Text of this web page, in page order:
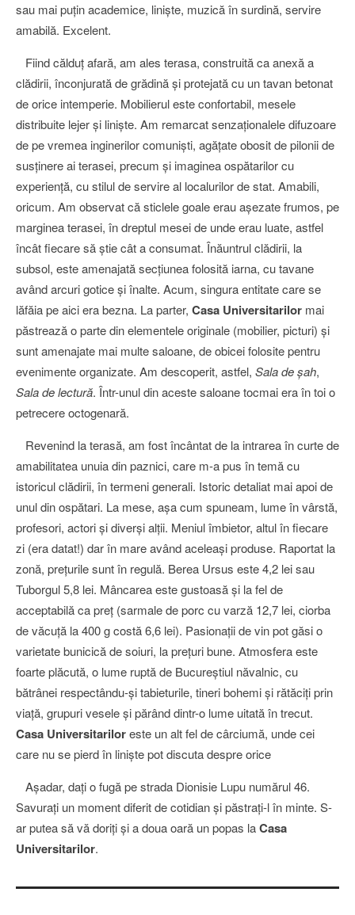
sau mai puţin academice, linişte, muzică în surdină, servire
amabilă. Excelent.
Fiind călduţ afară, am ales terasa, construită ca anexă a
clădirii, înconjurată de grădină şi protejată cu un tavan betonat
de orice intemperie. Mobilierul este confortabil, mesele
distribuite lejer şi linişte. Am remarcat senzaţionalele difuzoare
de pe vremea inginerilor comunişti, agăţate obosit de pilonii de
susţinere ai terasei, precum şi imaginea ospătarilor cu
experienţă, cu stilul de servire al localurilor de stat. Amabili,
oricum. Am observat că sticlele goale erau aşezate frumos, pe
marginea terasei, în dreptul mesei de unde erau luate, astfel
încât fiecare să ştie cât a consumat. Înăuntrul clădirii, la
subsol, este amenajată secţiunea folosită iarna, cu tavane
având arcuri gotice şi înalte. Acum, singura entitate care se
lăfăia pe aici era bezna. La parter, Casa Universitarilor mai
păstrează o parte din elementele originale (mobilier, picturi) şi
sunt amenajate mai multe saloane, de obicei folosite pentru
evenimente organizate. Am descoperit, astfel, Sala de şah,
Sala de lectură. Într-unul din aceste saloane tocmai era în toi o
petrecere octogenară.
Revenind la terasă, am fost încântat de la intrarea în curte de
amabilitatea unuia din paznici, care m-a pus în temă cu
istoricul clădirii, în termeni generali. Istoric detaliat mai apoi de
unul din ospătari. La mese, aşa cum spuneam, lume în vârstă,
profesori, actori şi diverşi alţii. Meniul îmbietor, altul în fiecare
zi (era datat!) dar în mare având aceleaşi produse. Raportat la
zonă, preţurile sunt în regulă. Berea Ursus este 4,2 lei sau
Tuborgul 5,8 lei. Mâncarea este gustoasă şi la fel de
acceptabilă ca preţ (sarmale de porc cu varză 12,7 lei, ciorba
de văcuţă la 400 g costă 6,6 lei). Pasionaţii de vin pot găsi o
varietate bunicică de soiuri, la preţuri bune. Atmosfera este
foarte plăcută, o lume ruptă de Bucureştiul năvalnic, cu
bătrânei respectându-şi tabieturile, tineri bohemi şi rătăciţi prin
viaţă, grupuri vesele şi părând dintr-o lume uitată în trecut.
Casa Universitariloreste un alt fel de cârciumă, unde cei
care nu se pierd în linişte pot discuta despre orice
Aşadar, daţi o fugă pe strada Dionisie Lupu numărul 46.
Savuraţi un moment diferit de cotidian şi păstraţi-l în minte. S-
ar putea să vă doriţi şi a doua oară un popas laCasa
Universitarilor.